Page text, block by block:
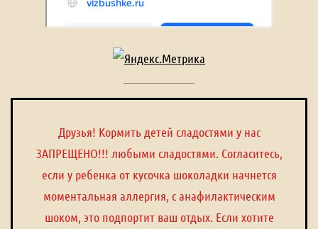
Друзья! Кормить детей сладостями у нас
ЗАПРЕЩЕНО!!! любыми сладостями. Согласитесь,
если у ребенка от кусочка шоколадки начнется
моментальная аллергия, с анафилактическим
шоком, это подпортит ваш отдых. Если хотите